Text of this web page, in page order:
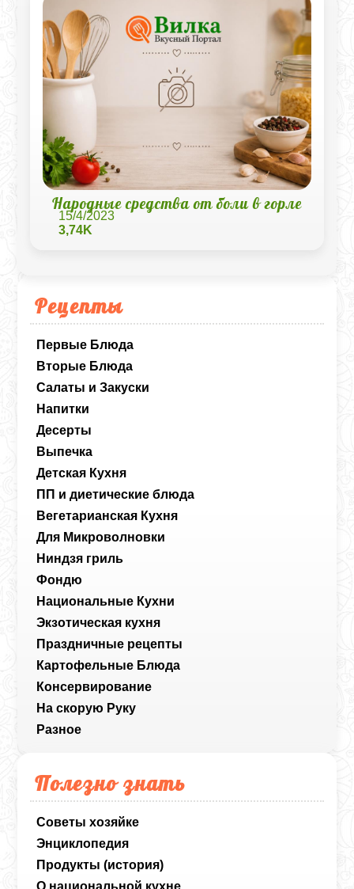
Рецепты
Первые Блюда
Вторые Блюда
Салаты и Закуски
Напитки
Десерты
Выпечка
Детская Кухня
ПП и диетические блюда
Вегетарианская Кухня
Для Микроволновки
Ниндзя гриль
Фондю
Национальные Кухни
Экзотическая кухня
Праздничные рецепты
Картофельные Блюда
Консервирование
На скорую Руку
Разное
Полезно знать
Советы хозяйке
Энциклопедия
Продукты (история)
О национальной кухне
Народные средства от боли в горле
15/4/2023
3,74K